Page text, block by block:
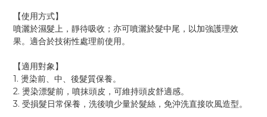
【使用方式】
噴灑於濕髮上，靜待吸收；亦可噴灑於髮中尾，以加強護理效
果。適合於技術性處理前使用。
【適用對象】
1. 燙染前、中、後髮質保養。
2. 燙染漂髮前，噴抹頭皮，可維持頭皮舒適感。
3. 受損髮日常保養，洗後噴少量於髮絲，免沖洗直接吹風造型。